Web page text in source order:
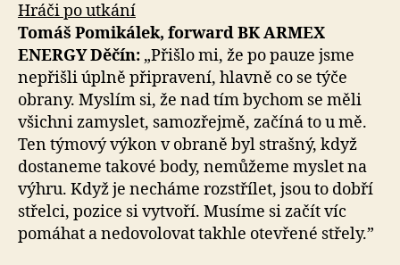
Hráči po utkání
Tomáš Pomikálek, forward BK ARMEX
ENERGY Děčín: „Přišlo mi, že po pauze jsme
nepřišli úplně připravení, hlavně co se týče
obrany. Myslím si, že nad tím bychom se měli
všichni zamyslet, samozřejmě, začíná to u mě.
Ten týmový výkon v obraně byl strašný, když
dostaneme takové body, nemůžeme myslet na
výhru. Když je necháme rozstřílet, jsou to dobří
střelci, pozice si vytvoří. Musíme si začít víc
pomáhat a nedovolovat takhle otevřené střely.”